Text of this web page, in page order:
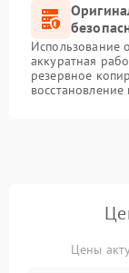
Использование
аккуратная
резервное
Цены